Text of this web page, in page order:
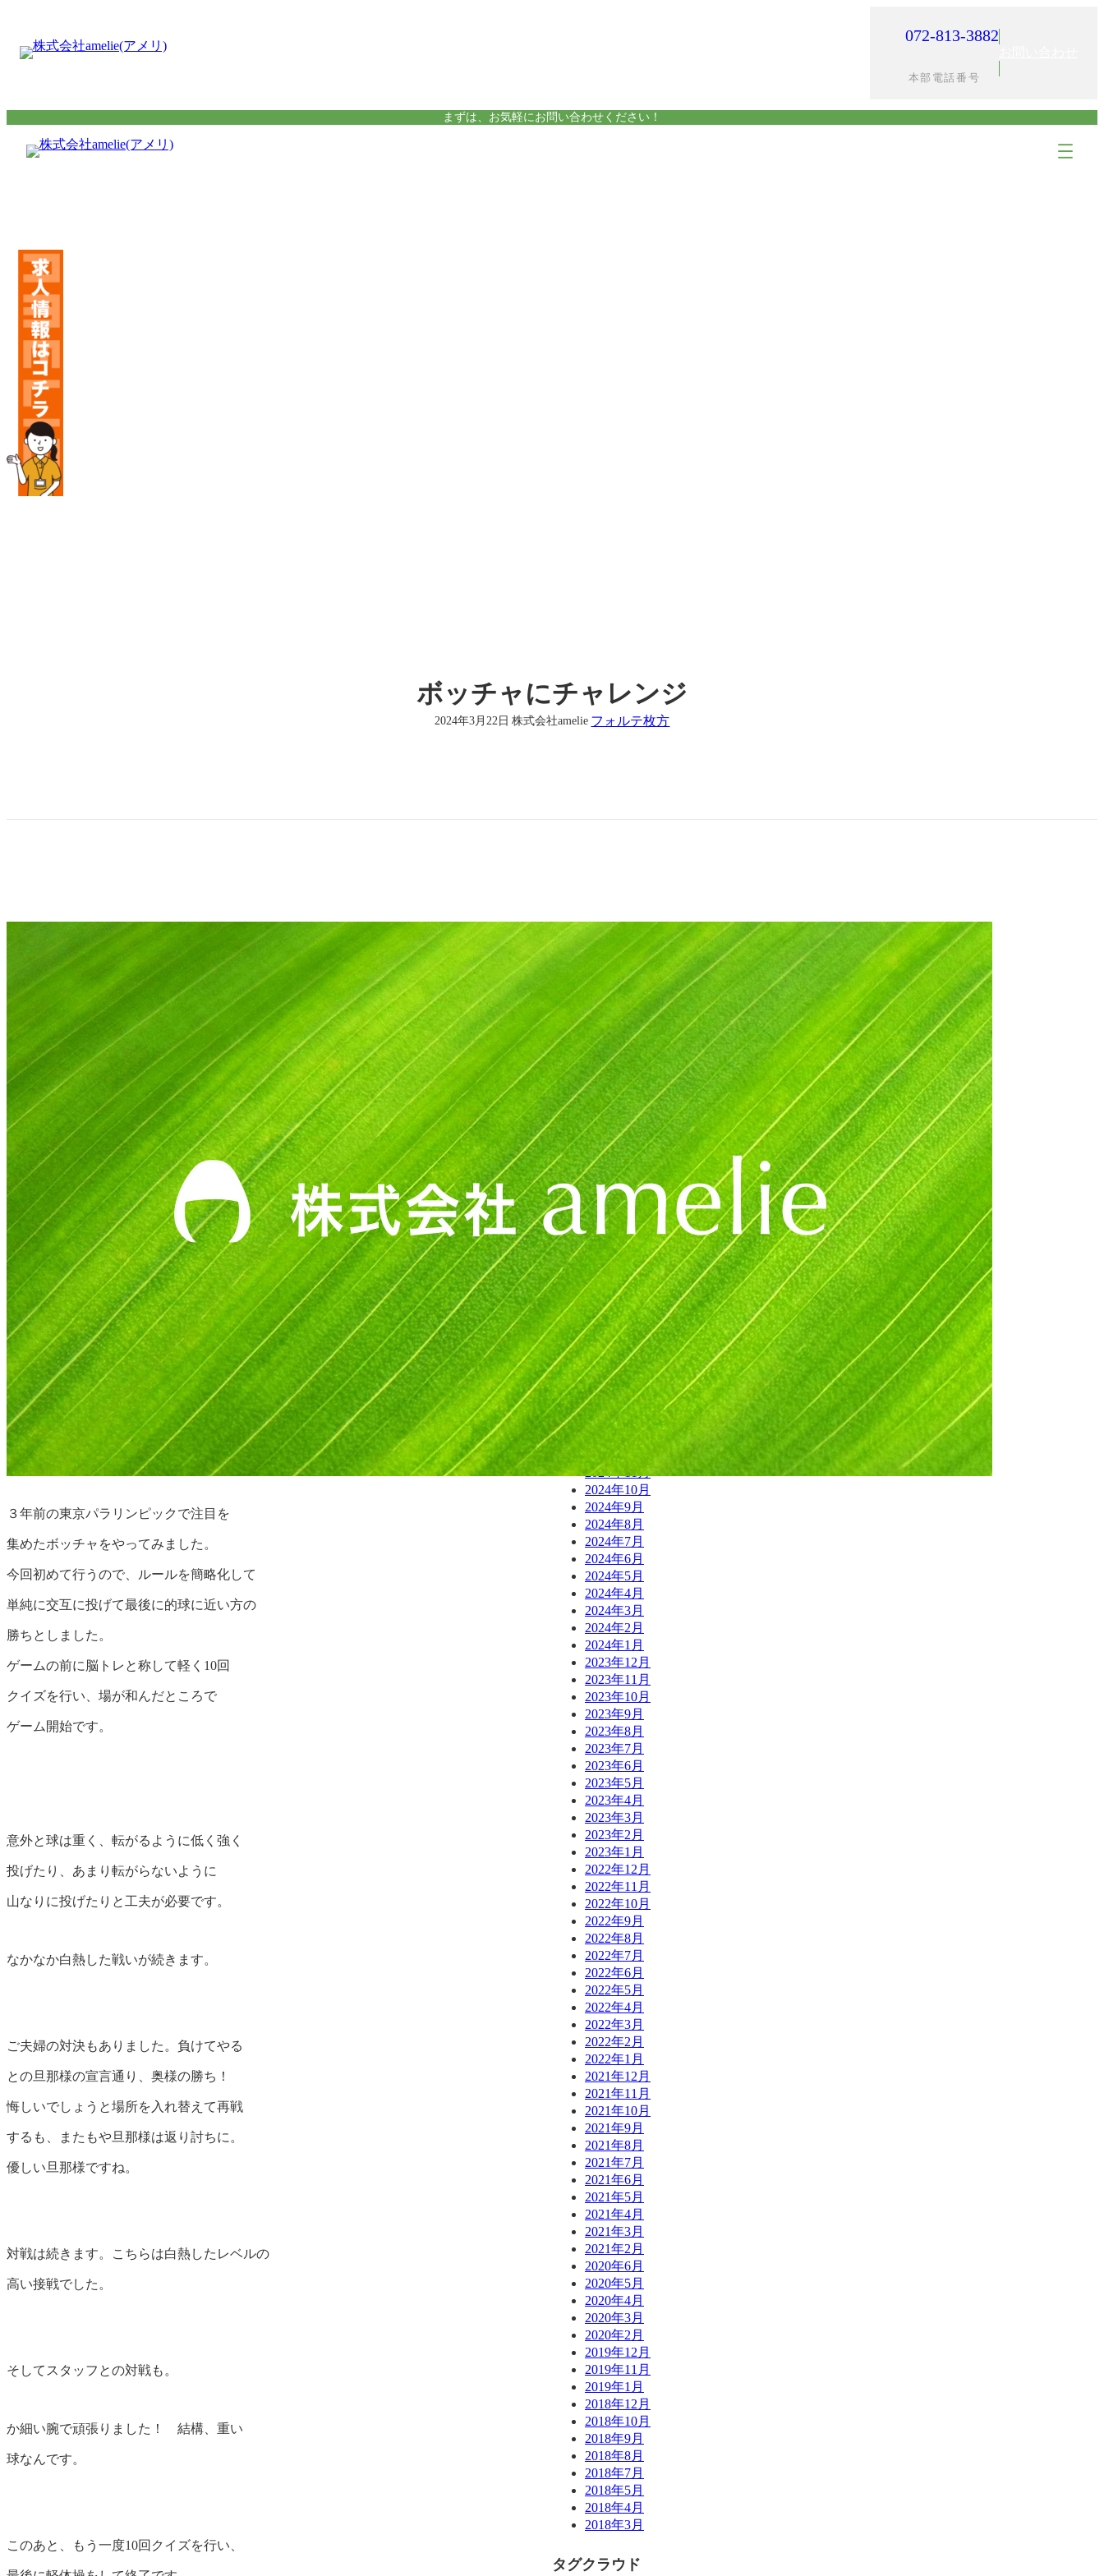
072-813-3882
本部電話番号
まずは、お気軽にお問い合わせください！
ボッチャにチャレンジ
2024年3月22日 株式会社amelie フォルテ枚方
３年前の東京パラリンピックで注目を
集めたボッチャをやってみました。
今回初めて行うので、ルールを簡略化して
単純に交互に投げて最後に的球に近い方の
勝ちとしました。
ゲームの前に脳トレと称して軽く10回
クイズを行い、場が和んだところで
ゲーム開始です。
意外と球は重く、転がるように低く強く
投げたり、あまり転がらないように
山なりに投げたりと工夫が必要です。
なかなか白熱した戦いが続きます。
ご夫婦の対決もありました。負けてやる
との旦那様の宣言通り、奥様の勝ち！
悔しいでしょうと場所を入れ替えて再戦
するも、またもや旦那様は返り討ちに。
優しい旦那様ですね。
対戦は続きます。こちらは白熱したレベルの
高い接戦でした。
そしてスタッフとの対戦も。
か細い腕で頑張りました！ 結構、重い
球なんです。
このあと、もう一度10回クイズを行い、
カテゴリー
シンフォニア寝屋川
ピアニシモ守口
フォルテ枚方
未分類
株式会社amelie
アーカイブ
2026年7月
2026年6月
2026年5月
2026年4月
2026年3月
2026年2月
2026年1月
2025年12月
2025年11月
2025年10月
2025年9月
2025年8月
2025年7月
2025年6月
2025年5月
2025年4月
2025年3月
2025年2月
2025年1月
2024年12月
2024年11月
2024年10月
2024年9月
2024年8月
2024年7月
2024年6月
2024年5月
2024年4月
2024年3月
2024年2月
2024年1月
2023年12月
2023年11月
2023年10月
2023年9月
2023年8月
2023年7月
2023年6月
2023年5月
2023年4月
2023年3月
2023年2月
2023年1月
2022年12月
2022年11月
2022年10月
2022年9月
2022年8月
2022年7月
2022年6月
2022年5月
2022年4月
2022年3月
2022年2月
2022年1月
2021年12月
2021年11月
2021年10月
2021年9月
2021年8月
2021年7月
2021年6月
2021年5月
2021年4月
2021年3月
2021年2月
2020年6月
2020年5月
2020年4月
2020年3月
2020年2月
2019年12月
2019年11月
2019年1月
2018年12月
2018年10月
2018年9月
2018年8月
2018年7月
2018年5月
2018年4月
2018年3月
タグクラウド